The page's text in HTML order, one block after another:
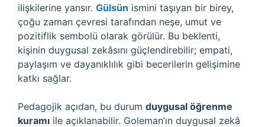
ilişkilerine yansır. Gülsün ismini taşıyan bir birey,
çoğu zaman çevresi tarafından neşe, umut ve
pozitiflik sembolü olarak görülür. Bu beklenti,
kişinin duygusal zekâsını güçlendirebilir; empati,
paylaşım ve dayanıklılık gibi becerilerin gelişimine
katkı sağlar.
Pedagojik açıdan, bu durum duygusal öğrenme
kuramı ile açıklanabilir. Goleman’ın duygusal zekâ